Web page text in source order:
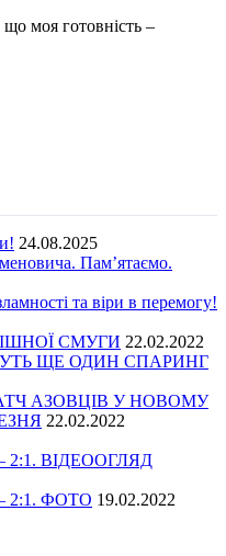
моя готовність –
24.08.2025
Пам’ятаємо.
та віри в перемогу!
СМУГИ 22.02.2022
ЩЕ ОДИН СПАРИНГ
АЗОВЦІВ У НОВОМУ
22.02.2022
ВІДЕООГЛЯД
2:1. ФОТО 19.02.2022